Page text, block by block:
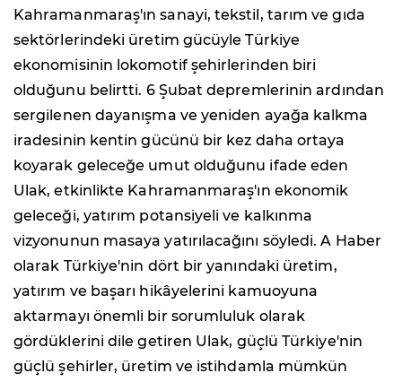
Kahramanmaraş'ın sanayi, tekstil, tarım ve gıda
sektörlerindeki üretim gücüyle Türkiye
ekonomisinin lokomotif şehirlerinden biri
olduğunu belirtti. 6 Şubat depremlerinin ardından
sergilenen dayanışma ve yeniden ayağa kalkma
iradesinin kentin gücünü bir kez daha ortaya
koyarak geleceğe umut olduğunu ifade eden
Ulak, etkinlikte Kahramanmaraş'ın ekonomik
geleceği, yatırım potansiyeli ve kalkınma
vizyonunun masaya yatırılacağını söyledi. A Haber
olarak Türkiye'nin dört bir yanındaki üretim,
yatırım ve başarı hikâyelerini kamuoyuna
aktarmayı önemli bir sorumluluk olarak
gördüklerini dile getiren Ulak, güçlü Türkiye'nin
güçlü şehirler, üretim ve istihdamla mümkün